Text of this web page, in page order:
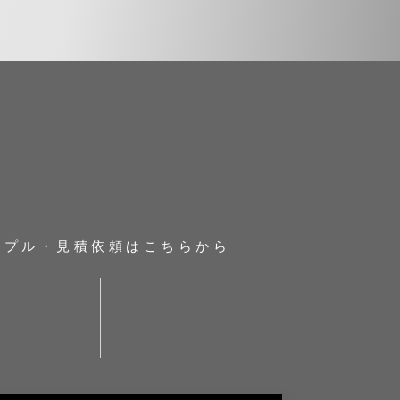
プル・見積依頼はこちらから